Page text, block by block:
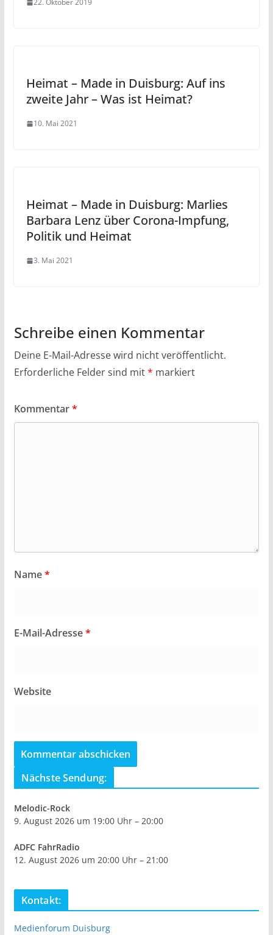
22. Oktober 2019
Heimat – Made in Duisburg: Auf ins
zweite Jahr – Was ist Heimat?
10. Mai 2021
Heimat – Made in Duisburg: Marlies
Barbara Lenz über Corona-Impfung,
Politik und Heimat
3. Mai 2021
Schreibe einen Kommentar
Deine E-Mail-Adresse wird nicht veröffentlicht.
Erforderliche Felder sind mit* markiert
Kommentar*
Name*
E-Mail-Adresse*
Website
Nächste Sendung:
Melodic-Rock
9. August 2026 um 19:00 Uhr – 20:00
ADFC FahrRadio
12. August 2026 um 20:00 Uhr – 21:00
Kontakt:
Medienforum Duisburg